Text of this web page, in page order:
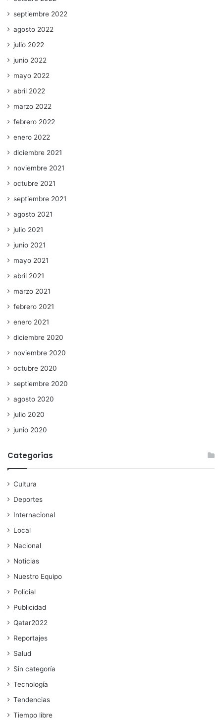
septiembre 2022
agosto 2022
julio 2022
junio 2022
mayo 2022
abril 2022
marzo 2022
febrero 2022
enero 2022
diciembre 2021
noviembre 2021
octubre 2021
septiembre 2021
agosto 2021
julio 2021
junio 2021
mayo 2021
abril 2021
marzo 2021
febrero 2021
enero 2021
diciembre 2020
noviembre 2020
octubre 2020
septiembre 2020
agosto 2020
julio 2020
junio 2020
Categorías
Cultura
Deportes
Internacional
Local
Nacional
Noticias
Nuestro Equipo
Policial
Publicidad
Qatar2022
Reportajes
Salud
Sin categoría
Tecnología
Tendencias
Tiempo libre